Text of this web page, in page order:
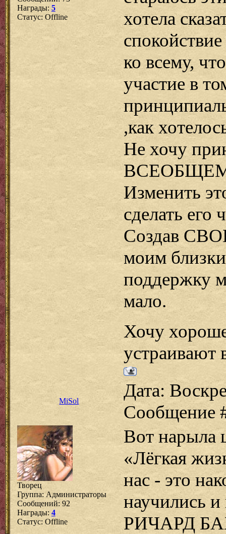
Награды: 5
Статус: Offline
хотела
ко всему,
участие в
,как
Не хочу
Изменить
сделать его
Создав
моим
поддержку
мало.
Хочу
устраивают
MiSol
Дата:
Сообщение
Творец
Группа: Администраторы
Сообщений: 92
Награды: 4
Статус: Offline
Вот нарыла
«Лёгкая
нас - это
научились
РИЧАРД